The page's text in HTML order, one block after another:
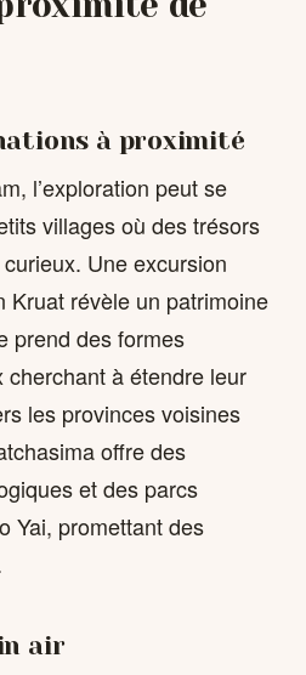
à proximité
l’exploration peut se
villages où des trésors
Une excursion
Kruat révèle un patrimoine
prend des formes
à étendre leur
les provinces voisines
offre des
et des parcs
Yai, promettant des
air